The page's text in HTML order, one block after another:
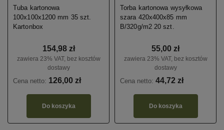
Tuba kartonowa
100x100x1200 mm 35 szt.
Kartonbox
154,98 zł
zawiera 23% VAT, bez kosztów
dostawy
Cena netto: 126,00 zł
Do koszyka
Torba kartonowa wysyłkowa
szara 420x400x85 mm
B/320g/m2 20 szt.
55,00 zł
zawiera 23% VAT, bez kosztów
dostawy
Cena netto: 44,72 zł
Do koszyka